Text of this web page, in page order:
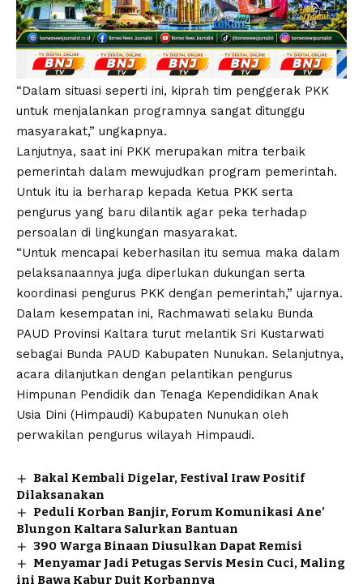
“Dalam situasi seperti ini, kiprah tim penggerak PKK
untuk menjalankan programnya sangat ditunggu
masyarakat,” ungkapnya.
Lanjutnya, saat ini PKK merupakan mitra terbaik
pemerintah dalam mewujudkan program pemerintah.
Untuk itu ia berharap kepada Ketua PKK serta
pengurus yang baru dilantik agar peka terhadap
persoalan di lingkungan masyarakat.
“Untuk mencapai keberhasilan itu semua maka dalam
pelaksanaannya juga diperlukan dukungan serta
koordinasi pengurus PKK dengan pemerintah,” ujarnya.
Dalam kesempatan ini, Rachmawati selaku Bunda
PAUD Provinsi Kaltara turut melantik Sri Kustarwati
sebagai Bunda PAUD Kabupaten Nunukan. Selanjutnya,
acara dilanjutkan dengan pelantikan pengurus
Himpunan Pendidik dan Tenaga Kependidikan Anak
Usia Dini (Himpaudi) Kabupaten Nunukan oleh
perwakilan pengurus wilayah Himpaudi.
Bakal Kembali Digelar, Festival Iraw Positif
Dilaksanakan
Peduli Korban Banjir, Forum Komunikasi Ane’
Blungon Kaltara Salurkan Bantuan
390 Warga Binaan Diusulkan Dapat Remisi
Menyamar Jadi Petugas Servis Mesin Cuci, Maling
ini Bawa Kabur Duit Korbannya